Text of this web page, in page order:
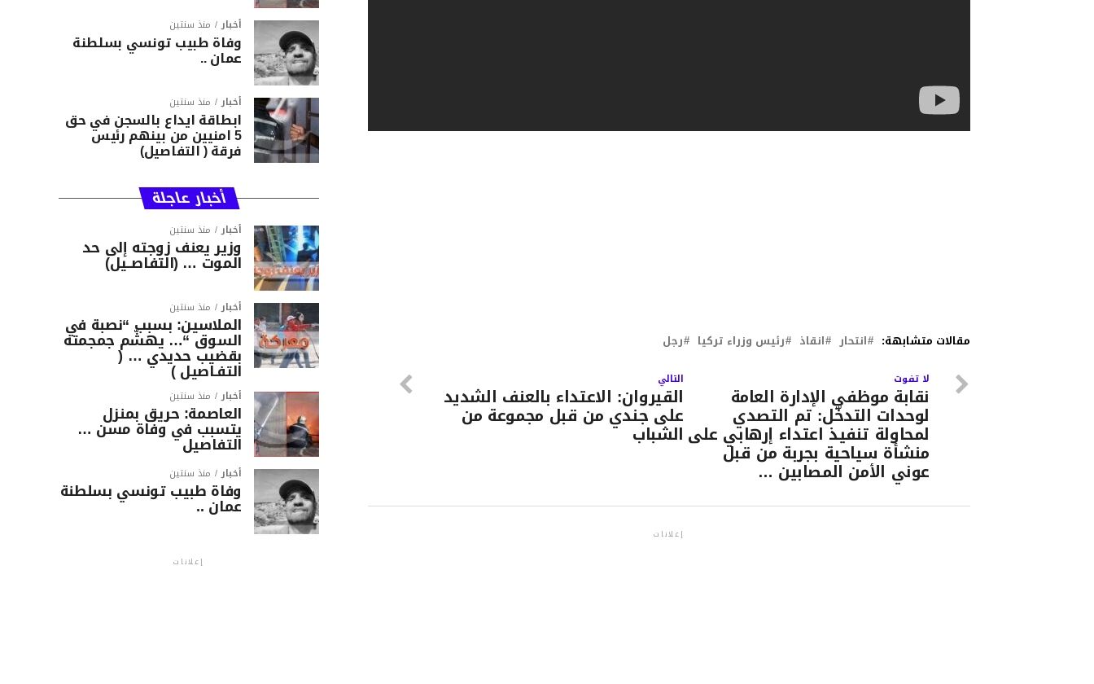
مقالات متشابهة: انتحار انقاذ رئيس وزراء تركيا رجل
التالي
القيروان: الاعتداء بالعنف الشديد
على جندي من قبل مجموعة من
الشباب
لا تفوت
نقابة موظفي الإدارة العامة
لوحدات التدخّل: تم التصدي
لمحاولة تنفيذ اعتداء إرهابي على
منشأة سياحية بجربة من قبل
عوني الأمن المصابين …
إعلانات
أخبار منذ سنتين
وفاة طبيب تونسي بسلطنة
عمان ..
أخبار منذ سنتين
ابطاقة ايداع بالسجن في حق
5 امنيين من بينهم رئيس
فرقة ( التفاصيل)
أخبار عاجلة
أخبار منذ سنتين
وزير يعنف زوجته إلى حد
الموت … (التفاصــيل)
أخبار منذ سنتين
الملاسين: بسبب “نصبة في
السوق “… يهشّم جمجمته
بقضيب حديدي … (
التفـاصيل )
أخبار منذ سنتين
العاصمة: حريق بمنزل
يتسبب في وفاة مسن …
التفاصيل
أخبار منذ سنتين
وفاة طبيب تونسي بسلطنة
عمان ..
إعلانات